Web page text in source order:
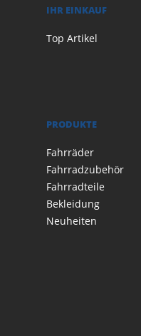
IHR EINKAUF
Top Artikel
PRODUKTE
Fahrräder
Fahrradzubehör
Fahrradteile
Bekleidung
Neuheiten